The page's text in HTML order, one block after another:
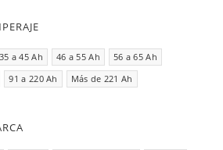
35 a 45 Ah 46 a 55 Ah
56 a 65 Ah
91 a 220 Ah Más de 221 Ah